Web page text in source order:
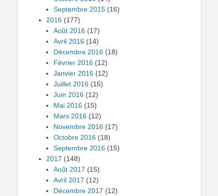
Septembre 2015 (16)
2016 (177)
Août 2016 (17)
Avril 2016 (14)
Décembre 2016 (18)
Février 2016 (12)
Janvier 2016 (12)
Juillet 2016 (15)
Juin 2016 (12)
Mai 2016 (15)
Mars 2016 (12)
Novembre 2016 (17)
Octobre 2016 (18)
Septembre 2016 (15)
2017 (148)
Août 2017 (15)
Avril 2017 (12)
Décembre 2017 (12)